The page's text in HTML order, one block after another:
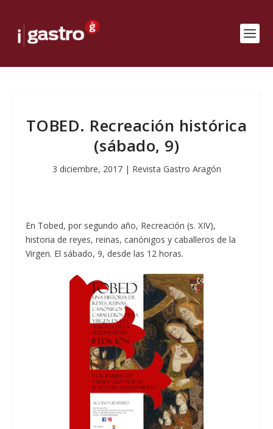
TOBED. Recreación histórica
(sábado, 9)
3 diciembre, 2017| Revista Gastro Aragón
En Tobed, por segundo año, Recreación (s. XIV),
historia de reyes, reinas, canónigos y caballeros de la
Virgen. El sábado, 9, desde las 12 horas.